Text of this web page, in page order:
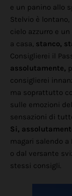
e un panino allo
Stelvio è
cielo azzurro e
a casa, stanco,
Consiglierei il
assolutamente,
consiglierei
ma soprattutto
sulle emozioni
sensazioni di
Si,
magari salendo
o dal versante
stessi consigli.